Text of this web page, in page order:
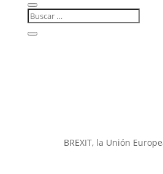
BREXIT, la Unión